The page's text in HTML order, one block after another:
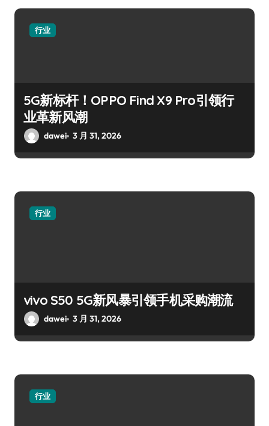
行业
5G新标杆！OPPO Find X9 Pro引领行
业革新风潮
dawei 3 月 31, 2026
行业
vivo S50 5G新风暴引领手机采购潮流
dawei 3 月 31, 2026
行业